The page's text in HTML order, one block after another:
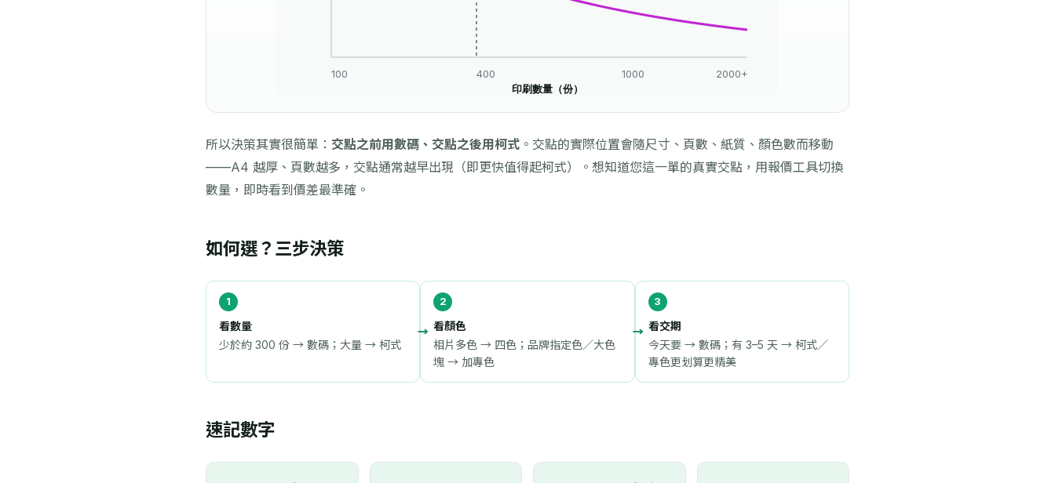
100 400 1000
2000+
印刷數量（份）
所以決策其實很簡單： 交點之前用數碼、交點之後用柯式 。交點的實際位置會隨尺寸、頁數、紙質、顏色數而移動
——A4 越厚、頁數越多，交點通常越早出現（即更快值得起柯式）。想知道您這一單的真實交點，用報價工具切換
數量，即時看到價差最準確。
如何選？三步決策
看數量
少於約 300 份 → 數碼；大量 → 柯式
看顏色
相片多色 → 四色；品牌指定色／大色
塊 → 加專色
看交期
今天要 → 數碼；有 3–5 天 → 柯式／
專色更划算更精美
速記數字